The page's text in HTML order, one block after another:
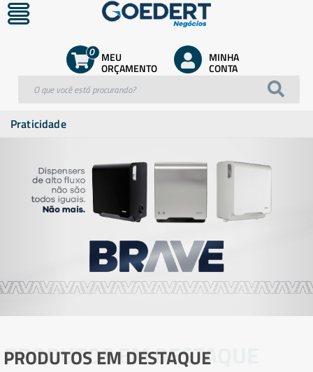
MEU
ORÇAMENTO
0 MINHA
CONTA
Praticidade
PRODUTOS EM DESTAQUE
PRODUTOS EM DESTAQUE